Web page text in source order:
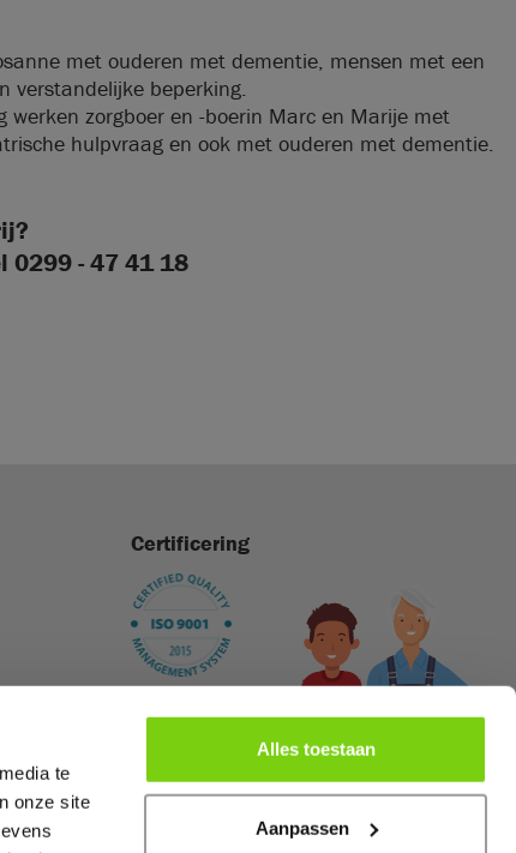
te
onze site
Alles toestaan
Aanpassen
met ouderen met dementie, mensen met een
verstandelijke beperking.
zorgboer en -boerin Marc en Marije met
hulpvraag en ook met ouderen met dementie.
0299 - 47 41 18
Certificering